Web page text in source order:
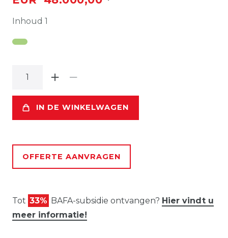
Inhoud 1
IN DE WINKELWAGEN
OFFERTE AANVRAGEN
Tot 33% BAFA-subsidie ontvangen? Hier vindt u
meer informatie!